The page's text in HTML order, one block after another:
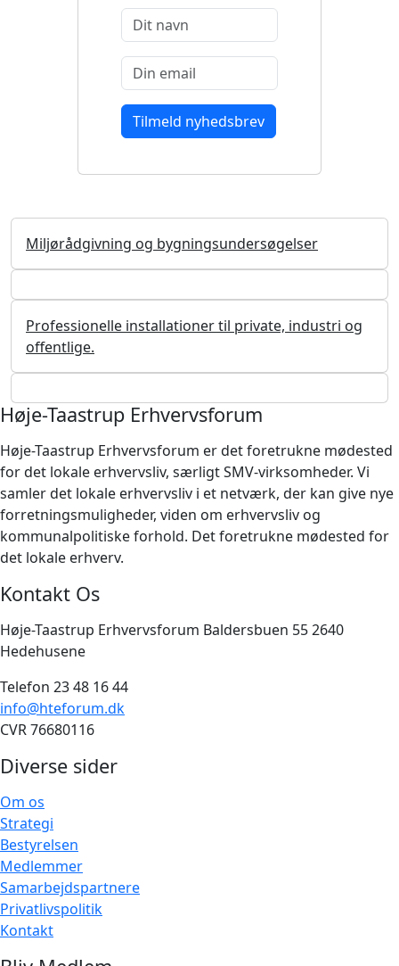
Miljørådgivning og bygningsundersøgelser
Professionelle installationer til private, industri og
offentlige.
Høje-Taastrup Erhvervsforum
Høje-Taastrup Erhvervsforum er det foretrukne mødested
for det lokale erhvervsliv, særligt SMV-virksomheder. Vi
samler det lokale erhvervsliv i et netværk, der kan give nye
forretningsmuligheder, viden om erhvervsliv og
kommunalpolitiske forhold. Det foretrukne mødested for
det lokale erhverv.
Kontakt Os
Høje-Taastrup Erhvervsforum Baldersbuen 55 2640
Hedehusene
Telefon 23 48 16 44
info@hteforum.dk
CVR 76680116
Diverse sider
Om os
Strategi
Bestyrelsen
Medlemmer
Samarbejdspartnere
Privatlivspolitik
Kontakt